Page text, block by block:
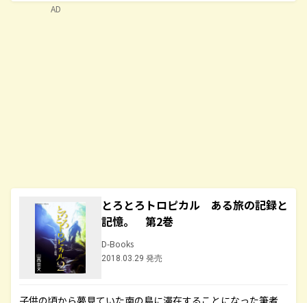
とろとろトロピカル ある旅の記録と
記憶。 第2巻
D-Books
2018.03.29 発売
子供の頃から夢見ていた南の島に滞在することになった筆者
AD